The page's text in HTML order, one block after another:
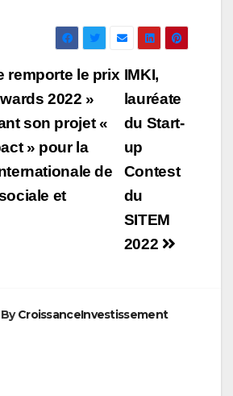
IMKI,
lauréate
du Start-
up
Contest
du
SITEM
2022
remporte le prix
2022 »
son projet «
» pour la
de
et
ByCroissanceInvestissement